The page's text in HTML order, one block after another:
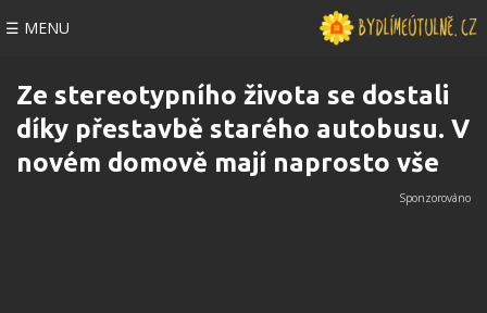
☰ MENU
Ze stereotypního života se dostali
díky přestavbě starého autobusu. V
novém domově mají naprosto vše